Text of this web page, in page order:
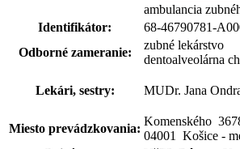
ambulancia
Identifikátor:
68-46790781-
Odborné zameranie:
zubné lekárstvo
dentoalveolárna
Lekári, sestry: MUDr. Jana
Miesto prevádzkovania:
Komenského
04001 Košice -